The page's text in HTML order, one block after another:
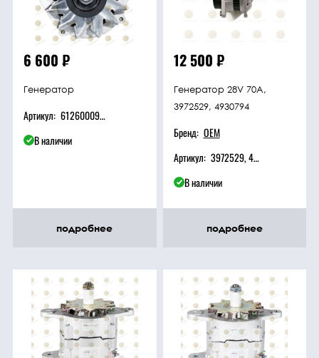
Крепежные
элементы
Подшипники
запчасти
Фильтрующие
элементы
Ходовые части
6 600 ₽
Генератор
Артикул: 612600090705
В наличии
подробнее
12 500 ₽
Генератор 28V 70A,
3972529, 4930794
Бренд: OEM
Артикул: 3972529, 4930794
В наличии
подробнее